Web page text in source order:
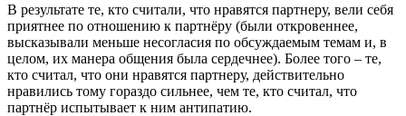
В результате те, кто считали, что нравятся партнеру, вели себя
приятнее по отношению к партнёру (были откровеннее,
высказывали меньше несогласия по обсуждаемым темам и, в
целом, их манера общения была сердечнее). Более того – те,
кто считал, что они нравятся партнеру, действительно
нравились тому гораздо сильнее, чем те, кто считал, что
партнёр испытывает к ним антипатию.